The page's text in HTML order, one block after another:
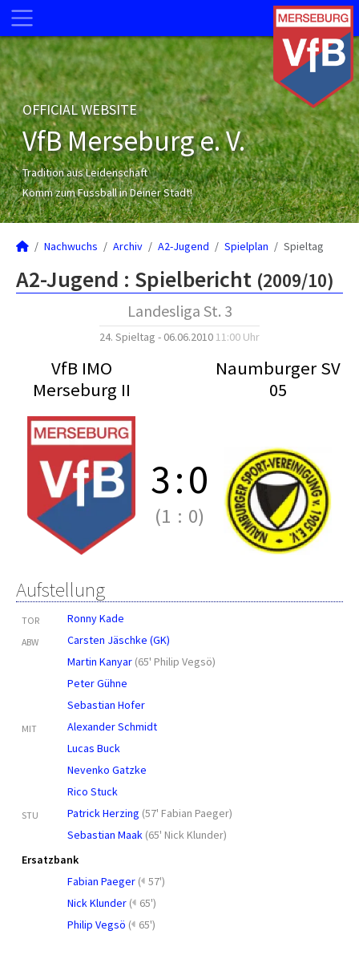
OFFICIAL WEBSITE
VfB Merseburg e. V.
Tradition aus Leidenschaft
Komm zum Fussball in Deiner Stadt!
Nachwuchs Archiv A2-Jugend Spielplan Spieltag
A2-Jugend : Spielbericht (2009/10)
Landesliga St. 3
24. Spieltag - 06.06.2010 11:00 Uhr
VfB IMO
Merseburg II
Naumburger SV
05
3:0
(1 : 0)
Aufstellung
TOR Ronny Kade
ABW
Carsten Jäschke (GK)
Martin Kanyar (65' Philip Vegsö)
Peter Gühne
Sebastian Hofer
MIT
Alexander Schmidt
Lucas Buck
Nevenko Gatzke
Rico Stuck
STU Patrick Herzing (57' Fabian Paeger)
Sebastian Maak (65' Nick Klunder)
Ersatzbank
Fabian Paeger ( 57')
Nick Klunder ( 65')
Philip Vegsö ( 65')